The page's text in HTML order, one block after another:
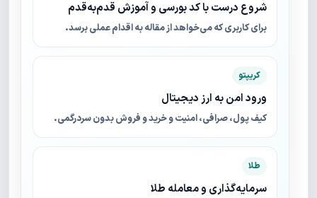
شروع درست با کد بورسی و آموزش قدم‌به‌قدم
برای کاربری که می‌خواهد از مقاله به اقدام عملی برسد.
کریپتو
ورود امن به ارز دیجیتال
کیف پول، صرافی، امنیت و خرید و فروش بدون سردرگمی.
طلا
سرمایه‌گذاری و معامله طلا